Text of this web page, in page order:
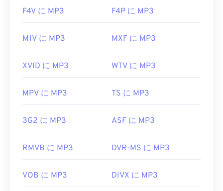
F4V に MP3 F4P に MP3
M1V に MP3 MXF に MP3
XVID に MP3 WTV に MP3
MPV に MP3 TS に MP3
3G2 に MP3 ASF に MP3
RMVB に MP3 DVR-MS に MP3
VOB に MP3 DIVX に MP3